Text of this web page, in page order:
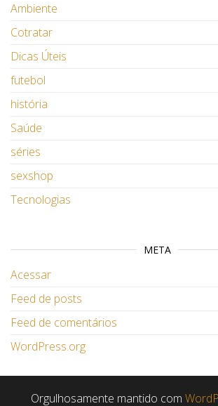
Ambiente
Cotratar
Dicas Úteis
futebol
história
Saúde
séries
sexshop
Tecnologias
META
Acessar
Feed de posts
Feed de comentários
WordPress.org
Orgulhosamente mantido com